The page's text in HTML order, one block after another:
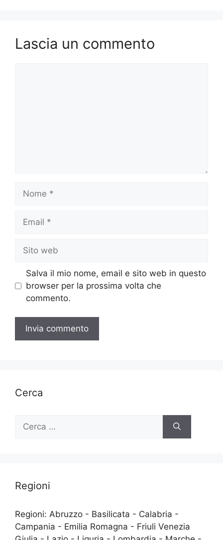
Lascia un commento
web
Salva il mio nome, email e sito web in questo
browser per la prossima volta che
commento.
Cerca
Ricerca
Regioni
Regioni: Abruzzo - Basilicata - Calabria -
Campania - Emilia Romagna - Friuli Venezia